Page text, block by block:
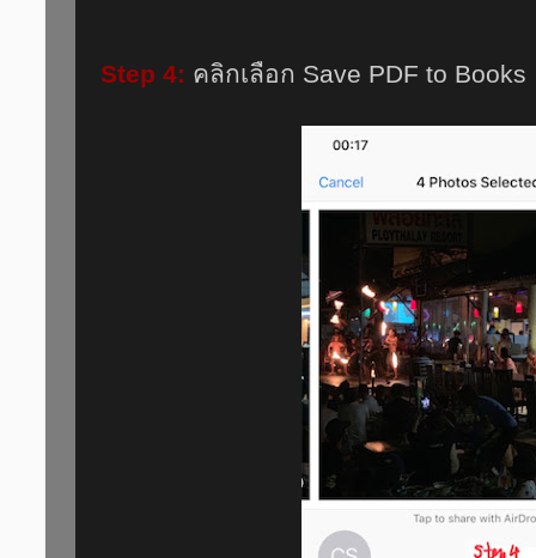
Step 4: คลิกเลือก Save PDF to Books